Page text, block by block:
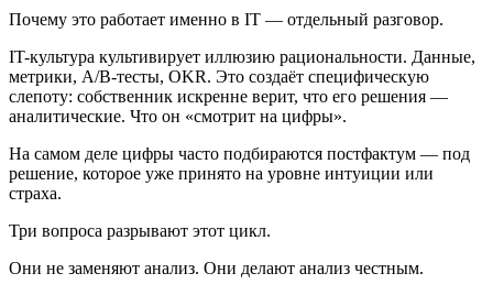
Почему это работает именно в IT — отдельный разговор.
IT-культура культивирует иллюзию рациональности. Данные,
метрики, A/B-тесты, OKR. Это создаёт специфическую
слепоту: собственник искренне верит, что его решения —
аналитические. Что он «смотрит на цифры».
На самом деле цифры часто подбираются постфактум — под
решение, которое уже принято на уровне интуиции или
страха.
Три вопроса разрывают этот цикл.
Они не заменяют анализ. Они делают анализ честным.